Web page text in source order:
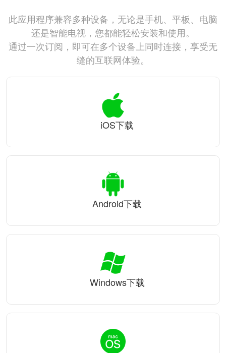
此应用程序兼容多种设备，无论是手机、平板、电脑
还是智能电视，您都能轻松安装和使用。
通过一次订阅，即可在多个设备上同时连接，享受无
缝的互联网体验。
iOS下载
Android下载
Windows下载